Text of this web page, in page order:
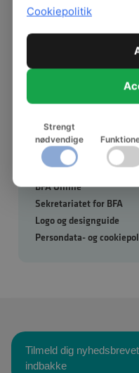
Om BFA
Deltagende
Forretningsudvalget
Referater fra rådsmøder
BFA Online
Sekretariatet for BFA
Logo og designguide
Persondata- og
Tilmeld dig
indbakke
Cookiepolitik
Strengt
nødvendige